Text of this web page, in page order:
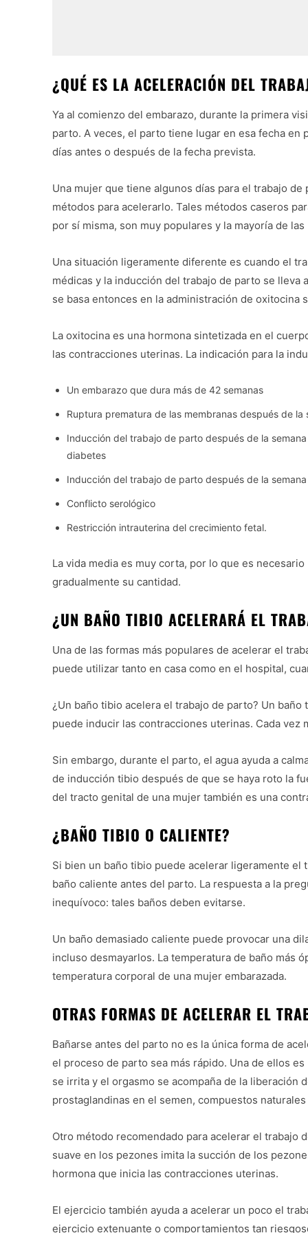
¿QUÉ ES LA ACELERACIÓN DEL
Ya al comienzo del embarazo, durante la primera
parto. A veces, el parto tiene lugar en esa fecha en
días antes o después de la fecha prevista.
Una mujer que tiene algunos días para el trabajo
métodos para acelerarlo. Tales métodos caseros
por sí misma, son muy populares y la mayoría de
Una situación ligeramente diferente es cuando el
médicas y la inducción del trabajo de parto se
se basa entonces en la administración de
La oxitocina es una hormona sintetizada en el
las contracciones uterinas. La indicación para la
Un embarazo que dura más de 42 semanas
Ruptura prematura de las membranas después de
Inducción del trabajo de parto después de la
diabetes
Inducción del trabajo de parto después de la
Conflicto serológico
Restricción intrauterina del crecimiento fetal.
La vida media es muy corta, por lo que es
gradualmente su cantidad.
¿UN BAÑO TIBIO ACELERARÁ EL
Una de las formas más populares de acelerar el
puede utilizar tanto en casa como en el hospital,
¿Un baño tibio acelera el trabajo de parto? Un
puede inducir las contracciones uterinas. Cada vez
Sin embargo, durante el parto, el agua ayuda a
de inducción tibio después de que se haya roto la
del tracto genital de una mujer también es una
¿BAÑO TIBIO O CALIENTE?
Si bien un baño tibio puede acelerar ligeramente
baño caliente antes del parto. La respuesta a la
inequívoco: tales baños deben evitarse.
Un baño demasiado caliente puede provocar una
incluso desmayarlos. La temperatura de baño más
temperatura corporal de una mujer embarazada.
OTRAS FORMAS DE ACELERAR EL
Bañarse antes del parto no es la única forma de
el proceso de parto sea más rápido. Una de ellos
se irrita y el orgasmo se acompaña de la liberación
prostaglandinas en el semen, compuestos
Otro método recomendado para acelerar el trabajo
suave en los pezones imita la succión de los
hormona que inicia las contracciones uterinas.
El ejercicio también ayuda a acelerar un poco el
ejercicio extenuante o comportamientos tan